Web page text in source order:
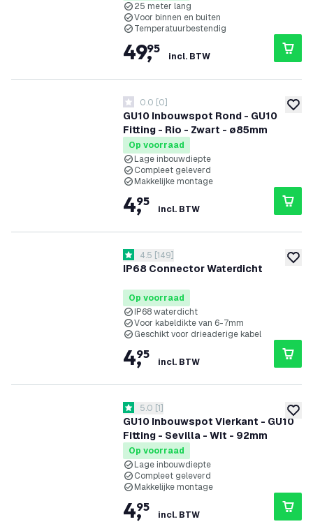
25 meter lang
Voor binnen en buiten
Temperatuurbestendig
49,
95
incl. BTW
GU10 Inbouwspot Rond - GU10
Fitting - Rio - Zwart - ø85mm
0 score sterren
0.0 [0]
Op voorraad
Lage inbouwdiepte
Compleet geleverd
Makkelijke montage
4,
95
incl. BTW
IP68 Connector Waterdicht
reviews drawer openen
4.5 score sterren
4.5 [149]
Op voorraad
IP68 waterdicht
Voor kabeldikte van 6-7mm
Geschikt voor drieaderige kabel
4,
95
incl. BTW
GU10 Inbouwspot Vierkant - GU10
Fitting - Sevilla - Wit - 92mm
reviews drawer openen
5 score sterren
5.0 [1]
Op voorraad
Lage inbouwdiepte
Compleet geleverd
Makkelijke montage
4,
95
incl. BTW